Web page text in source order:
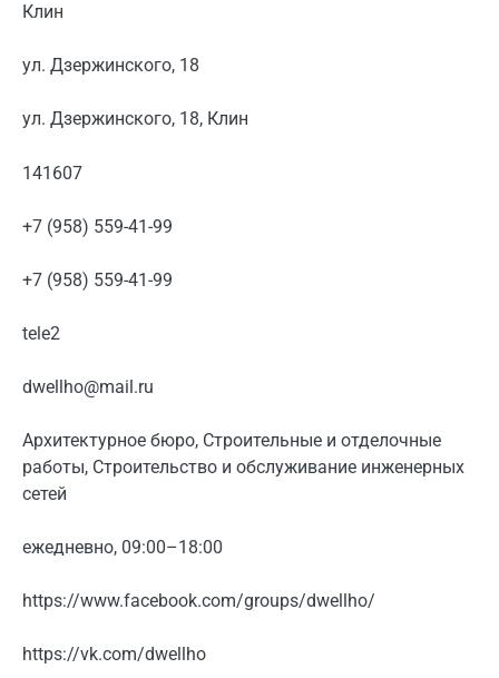
Клин
ул. Дзержинского, 18
ул. Дзержинского, 18, Клин
141607
+7 (958) 559-41-99
+7 (958) 559-41-99
tele2
dwellho@mail.ru
Архитектурное бюро, Строительные и отделочные
работы, Строительство и обслуживание инженерных
сетей
ежедневно, 09:00–18:00
https://www.facebook.com/groups/dwellho/
https://vk.com/dwellho